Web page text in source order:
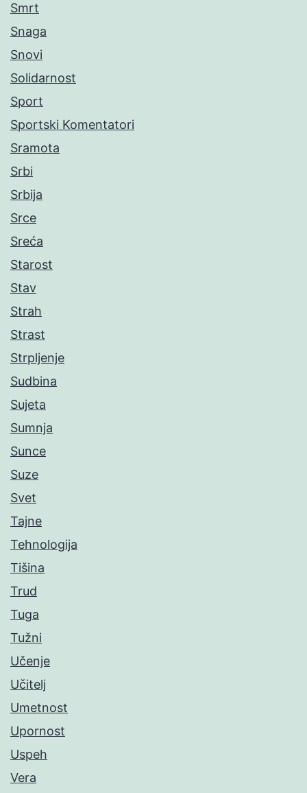
Smrt
Snaga
Snovi
Solidarnost
Sport
Sportski Komentatori
Sramota
Srbi
Srbija
Srce
Sreća
Starost
Stav
Strah
Strast
Strpljenje
Sudbina
Sujeta
Sumnja
Sunce
Suze
Svet
Tajne
Tehnologija
Tišina
Trud
Tuga
Tužni
Učenje
Učitelj
Umetnost
Upornost
Uspeh
Vera